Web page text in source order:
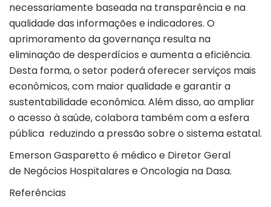
necessariamente baseada na transparência e na
qualidade das informações e indicadores. O
aprimoramento da governança resulta na
eliminação de desperdícios e aumenta a eficiência.
Desta forma, o setor poderá oferecer serviços mais
econômicos, com maior qualidade e garantir a
sustentabilidade econômica. Além disso, ao ampliar
o acesso à saúde, colabora também com a esfera
pública reduzindo a pressão sobre o sistema estatal.
Emerson Gasparetto é médico e Diretor Geral
de Negócios Hospitalares e Oncologia na Dasa.
Referências